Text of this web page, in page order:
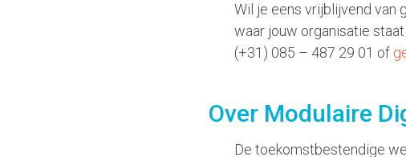
Wil je eens vrijblijvend van
waar jouw organisatie
(+31) 085 – 487 29 01 of
Over Modulaire
De toekomstbestendige